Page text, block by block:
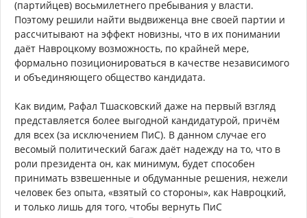
(партийцев) восьмилетнего пребывания у власти.
Поэтому решили найти выдвиженца вне своей партии и
рассчитывают на эффект новизны, что в их понимании
даёт Навроцкому возможность, по крайней мере,
формально позиционироваться в качестве независимого
и объединяющего общество кандидата.
Как видим, Рафал Тшасковский даже на первый взгляд
представляется более выгодной кандидатурой, причём
для всех (за исключением ПиС). В данном случае его
весомый политический багаж даёт надежду на то, что в
роли президента он, как минимум, будет способен
принимать взвешенные и обдуманные решения, нежели
человек без опыта, «взятый со стороны», как Навроцкий,
и только лишь для того, чтобы вернуть ПиС